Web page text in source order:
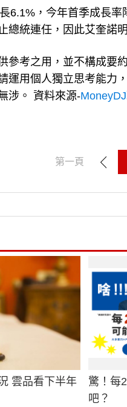
6.1%，今年首季成長
總統連任，因此艾奎諾
參考之用，並不構成要
運用個人獨立思考能力
涉。 資料來源-
第一頁
雲品看下半年
驚！每
吧？